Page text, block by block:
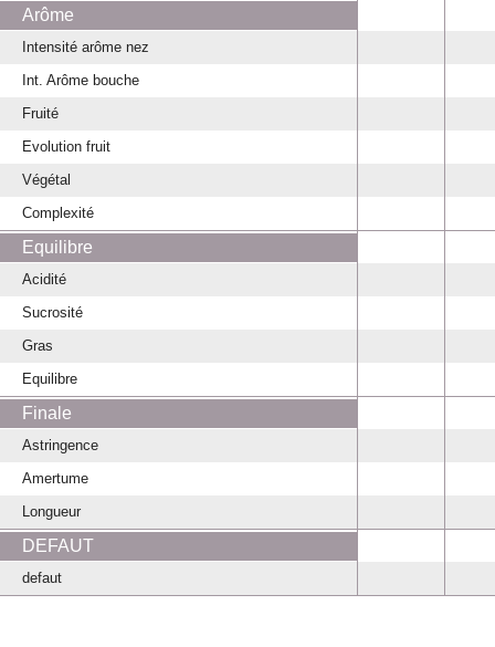
Arôme
Intensité arôme nez
Int. Arôme bouche
Fruité
Evolution fruit
Végétal
Complexité
Equilibre
Acidité
Sucrosité
Gras
Equilibre
Finale
Astringence
Amertume
Longueur
DEFAUT
defaut